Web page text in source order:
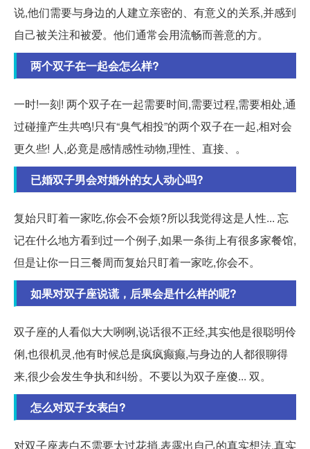
说,他们需要与身边的人建立亲密的、有意义的关系,并感到
自己被关注和被爱。他们通常会用流畅而善意的方。
两个双子在一起会怎么样?
一时!一刻! 两个双子在一起需要时间,需要过程,需要相处,通
过碰撞产生共鸣!只有“臭气相投”的两个双子在一起,相对会
更久些! 人,必竟是感情感性动物,理性、直接、。
已婚双子男会对婚外的女人动心吗?
复始只盯着一家吃,你会不会烦?所以我觉得这是人性... 忘
记在什么地方看到过一个例子,如果一条街上有很多家餐馆,
但是让你一日三餐周而复始只盯着一家吃,你会不。
如果对双子座说谎，后果会是什么样的呢?
双子座的人看似大大咧咧,说话很不正经,其实他是很聪明伶
俐,也很机灵,他有时候总是疯疯癫癫,与身边的人都很聊得
来,很少会发生争执和纠纷。不要以为双子座傻... 双。
怎么对双子女表白?
对双子座表白不需要太过花捎,表露出自己的真实想法,真实